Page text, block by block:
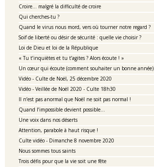
Croire… malgré la difficulté de croire
Qui cherches-tu ?
Quand le virus nous mord, vers où tourner notre regard ?
Soif de liberté ou désir de sécurité : quelle vie choisir ?
Loi de Dieu et loi de la République
« Tu t’inquiètes et tu t’agites ? Alors écoute ! »
Un cœur qui écoute (comment souhaiter un bonne année)
Vidéo - Culte de Noël, 25 décembre 2020
Vidéo - Veillée de Noël 2020 - Culte 18h30
Il n’est pas anormal que Noël ne soit pas normal !
Quand l’impossible devient possible…
Une voix dans nos déserts
Attention, parabole à haut risque !
Culte vidéo - Dimanche 8 novembre 2020
Nous sommes tous saints
Trois défis pour que la vie soit une fête